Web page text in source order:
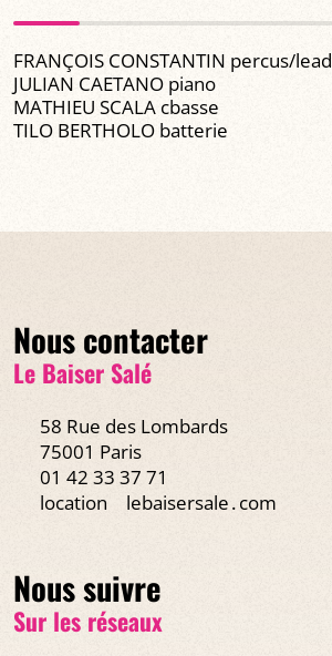
FRANÇOIS CONSTANTIN percus/lead
JULIAN CAETANO piano
MATHIEU SCALA cbasse
TILO BERTHOLO batterie
Nous contacter
Le Baiser Salé
58 Rue des Lombards
75001 Paris
01 42 33 37 71
location
lebaisersale․com
Nous suivre
Sur les réseaux